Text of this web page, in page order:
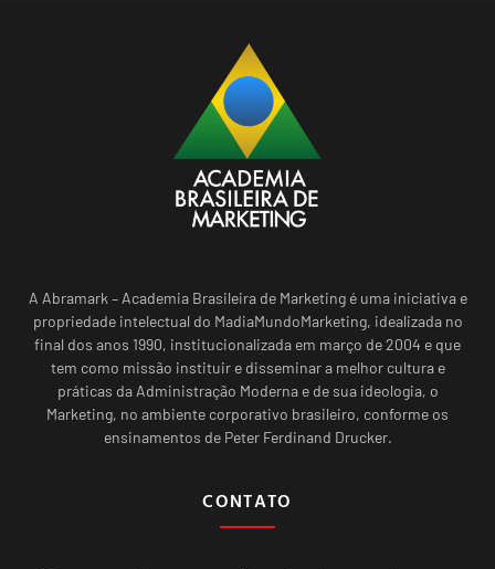
A Abramark – Academia Brasileira de Marketing é uma iniciativa e
propriedade intelectual do MadiaMundoMarketing, idealizada no
final dos anos 1990, institucionalizada em março de 2004 e que
tem como missão instituir e disseminar a melhor cultura e
práticas da Administração Moderna e de sua ideologia, o
Marketing, no ambiente corporativo brasileiro, conforme os
ensinamentos de Peter Ferdinand Drucker.
CONTATO